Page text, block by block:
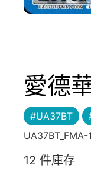
愛德
#UA37BT
12 件庫存